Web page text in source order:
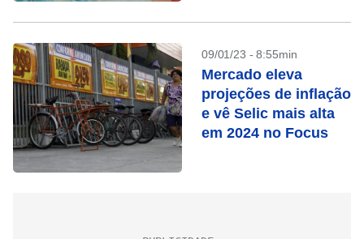
09/01/23 - 8:55min
Mercado eleva
projeções de inflação
e vê Selic mais alta
em 2024 no Focus